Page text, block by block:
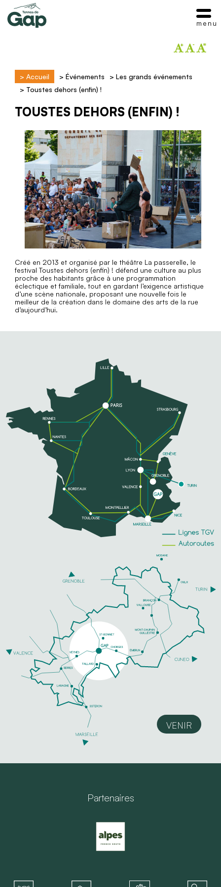
> Accueil > Événements > Les grands événements
> Toustes dehors (enfin) !
TOUSTES DEHORS (ENFIN) !
Créé en 2013 et organisé par le théâtre La passerelle, le
festival Toustes dehors (enfin) ! défend une culture au plus
proche des habitants grâce à une programmation
éclectique et familiale, tout en gardant l’exigence artistique
d’une scène nationale, proposant une nouvelle fois le
meilleur de la création dans le domaine des arts de la rue
d’aujourd’hui.
VENIR
Partenaires
menu